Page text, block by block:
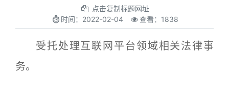
点击复制标题网址
时间： 2022-02-04 查看：1838
受托处理互联网平台领域相关法律事
务。